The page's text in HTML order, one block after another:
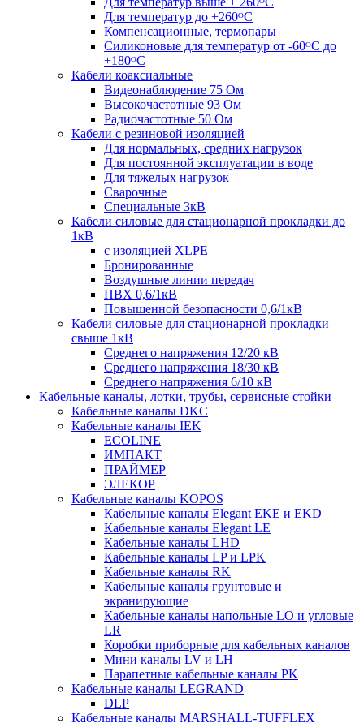
Для температур до +260ᴼС
Компенсационные, термопары
Силиконовые для температур от -60ᴼC до
+180ᴼС
Кабели коаксиальные
Видеонаблюдение 75 Ом
Высокочастотные 93 Ом
Радиочастотные 50 Ом
Кабели с резиновой изоляцией
Для нормальных, средних нагрузок
Для постоянной эксплуатации в воде
Для тяжелых нагрузок
Сварочные
Специальные 3кВ
Кабели силовые для стационарной прокладки до
1кВ
c изоляцией XLPE
Бронированные
Воздушные линии передач
ПВХ 0,6/1кВ
Повышенной безопасности 0,6/1кВ
Кабели силовые для стационарной прокладки
свыше 1кВ
Среднего напряжения 12/20 кВ
Среднего напряжения 18/30 кВ
Среднего напряжения 6/10 кВ
Кабельные каналы, лотки, трубы, сервисные стойки
Кабельные каналы DKC
Кабельные каналы IEK
ECOLINE
ИМПАКТ
ПРАЙМЕР
ЭЛЕКОР
Кабельные каналы KOPOS
Кабельные каналы Elegant EKE и EKD
Кабельные каналы Elegant LE
Кабельные каналы LHD
Кабельные каналы LP и LPK
Кабельные каналы RK
Кабельные каналы грунтовые и
экранирующие
Кабельные каналы напольные LO и угловые
LR
Коробки приборные для кабельных каналов
Мини каналы LV и LH
Парапетные кабельные каналы PK
Кабельные каналы LEGRAND
DLP
Кабельные каналы MARSHALL-TUFFLEX